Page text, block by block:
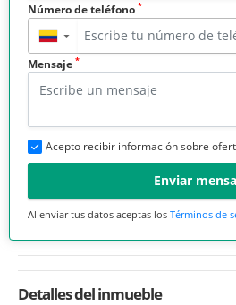
Número de teléfono *
▼
Mensaje *
Acepto recibir información sobre
Enviar
Al enviar tus datos aceptas los Términos de
Detalles del inmueble